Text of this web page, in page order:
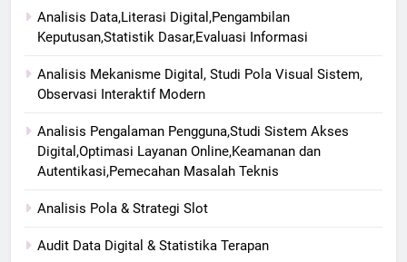
Analisis Data,Literasi Digital,Pengambilan
Keputusan,Statistik Dasar,Evaluasi Informasi
Analisis Mekanisme Digital, Studi Pola Visual Sistem,
Observasi Interaktif Modern
Analisis Pengalaman Pengguna,Studi Sistem Akses
Digital,Optimasi Layanan Online,Keamanan dan
Autentikasi,Pemecahan Masalah Teknis
Analisis Pola & Strategi Slot
Audit Data Digital & Statistika Terapan